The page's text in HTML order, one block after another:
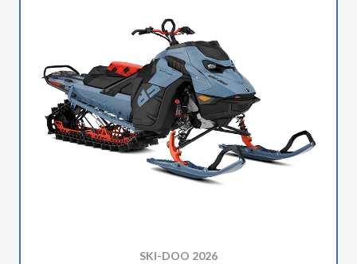
SKI-DOO 2026